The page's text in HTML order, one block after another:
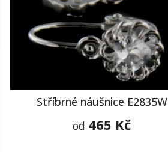
Stříbrné náušnice E2835W
od 465 Kč